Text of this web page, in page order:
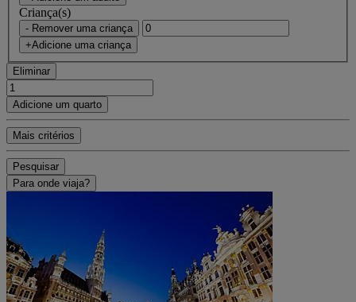
Criança(s)
- Remover uma criança
+Adicione uma criança
Eliminar
Adicione um quarto
Mais critérios
Pesquisar
Para onde viaja?